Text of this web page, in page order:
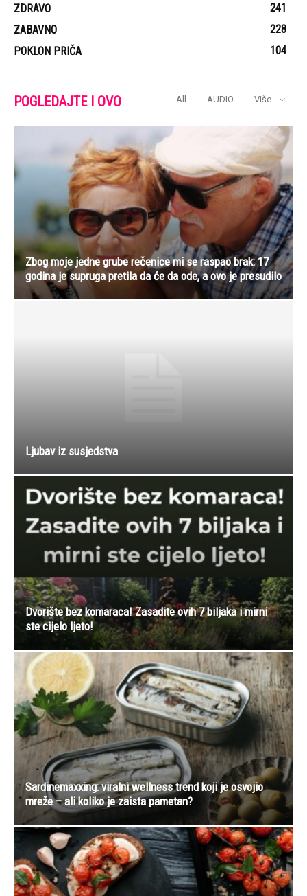
ZDRAVO
241
ZABAVNO
228
POKLON PRIČA
104
POGLEDAJTE I OVO All AUDIO Više
Zbog moje jedne grube rečenice mi se raspao brak: 17
godina je supruga pretila da će da ode, a ovo je presudilo
Ljubav iz susjedstva
Dvorište bez komaraca! Zasadite ovih 7 biljaka i mirni
ste cijelo ljeto!
Sardinemaxxing: viralni wellness trend koji je osvojio
mreže – ali koliko je zaista pametan?